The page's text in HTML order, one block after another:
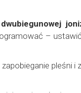
–
pleśni